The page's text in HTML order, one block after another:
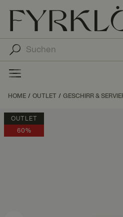
HOME OUTLET GESCHIRR &
OUTLET
60%